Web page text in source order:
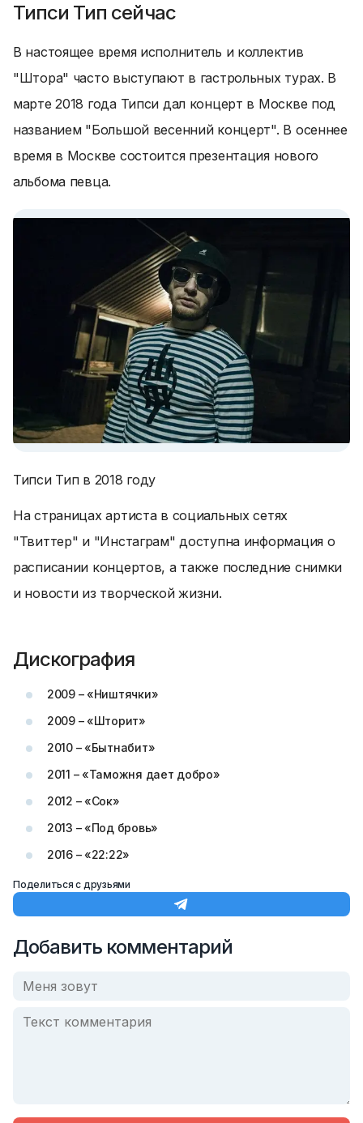
Типси Тип сейчас
В настоящее время исполнитель и коллектив
"Штора" часто выступают в гастрольных турах. В
марте 2018 года Типси дал концерт в Москве под
названием "Большой весенний концерт". В осеннее
время в Москве состоится презентация нового
альбома певца.
Типси Тип в 2018 году
На страницах артиста в социальных сетях
"Твиттер" и "Инстаграм" доступна информация о
расписании концертов, а также последние снимки
и новости из творческой жизни.
Дискография
2009 – «Ништячки»
2009 – «Шторит»
2010 – «Бытнабит»
2011 – «Таможня дает добро»
2012 – «Сок»
2013 – «Под бровь»
2016 – «22:22»
Поделиться с друзьями
Добавить комментарий